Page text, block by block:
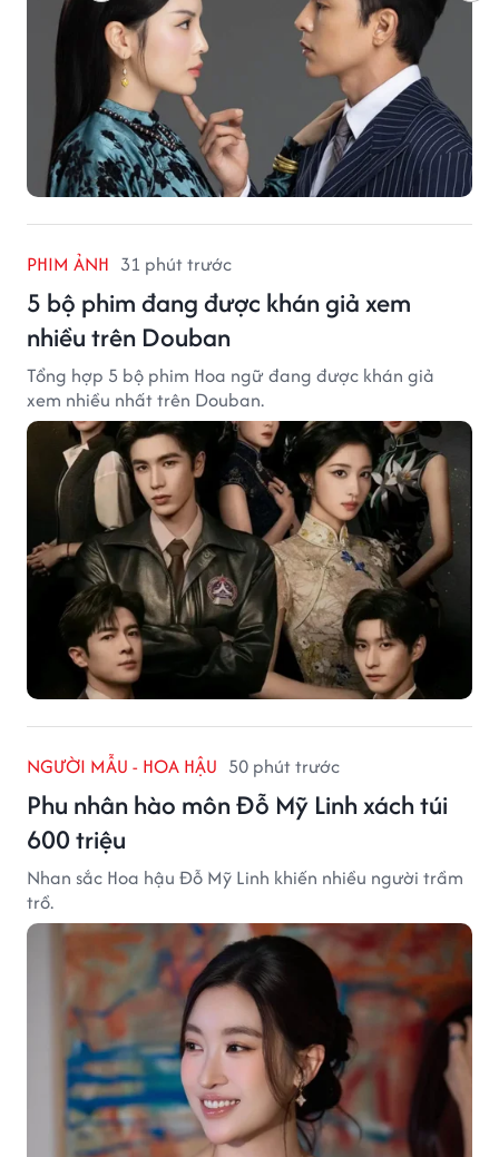
PHIM ẢNH 31 phút trước
5 bộ phim đang được khán giả xem
nhiều trên Douban
Tổng hợp 5 bộ phim Hoa ngữ đang được khán giả
xem nhiều nhất trên Douban.
NGƯỜI MẪU - HOA HẬU 50 phút trước
Phu nhân hào môn Đỗ Mỹ Linh xách túi
600 triệu
Nhan sắc Hoa hậu Đỗ Mỹ Linh khiến nhiều người trầm
trồ.